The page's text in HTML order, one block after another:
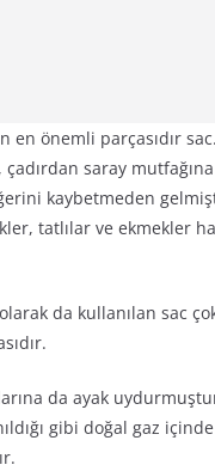
en önemli parçasıdır
çadırdan saray
kaybetmeden
tatlılar ve ekmekler
da kullanılan sac
da ayak
gibi doğal gaz